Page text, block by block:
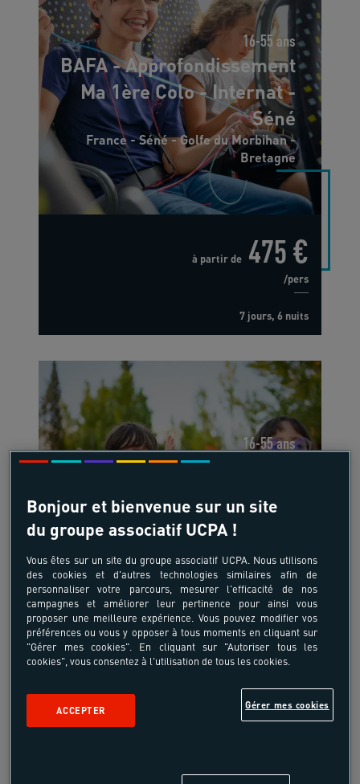
16-55 ans
BAFA - Approfondissement
Ma 1ère Colo - Internat -
Séné
France - Séné - Golfe du Morbihan -
Bretagne
à partir de 475 €
/pers
7 jours, 6 nuits
16-55 ans
BAFA - Approfondissement
Coopération - Internat -
France - Port Camargue Espiguette -
Occitanie - Méditerranée
à partir de 475 €
/pers
Bonjour et bienvenue sur un site
du groupe associatif UCPA !
Vous êtes sur un site du groupe associatif UCPA. Nous utilisons
des cookies et d'autres technologies similaires afin de
personnaliser votre parcours, mesurer l'efficacité de nos
campagnes et améliorer leur pertinence pour ainsi vous
proposer une meilleure expérience. Vous pouvez modifier vos
préférences ou vous y opposer à tous moments en cliquant sur
"Gérer mes cookies". En cliquant sur "Autoriser tous les
cookies", vous consentez à l'utilisation de tous les cookies.
Gérer mes cookies
ACCEPTER